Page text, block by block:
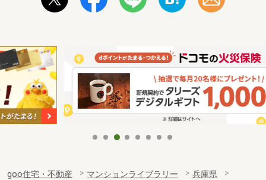
goo住宅・不動産 マンションライブラリー
兵庫県